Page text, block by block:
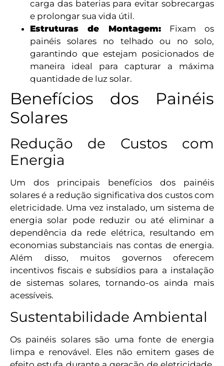
carga das baterias para evitar sobrecargas
e prolongar sua vida útil.
Estruturas de Montagem:Fixam os
painéis solares no telhado ou no solo,
garantindo que estejam posicionados de
maneira ideal para capturar a máxima
quantidade de luz solar.
Benefícios dos Painéis
Solares
Redução de Custos com
Energia
Um dos principais benefícios dos painéis
solares é a redução significativa dos custos com
eletricidade. Uma vez instalado, um sistema de
energia solar pode reduzir ou até eliminar a
dependência da rede elétrica, resultando em
economias substanciais nas contas de energia.
Além disso, muitos governos oferecem
incentivos fiscais e subsídios para a instalação
de sistemas solares, tornando-os ainda mais
acessíveis.
Sustentabilidade Ambiental
Os painéis solares são uma fonte de energia
limpa e renovável. Eles não emitem gases de